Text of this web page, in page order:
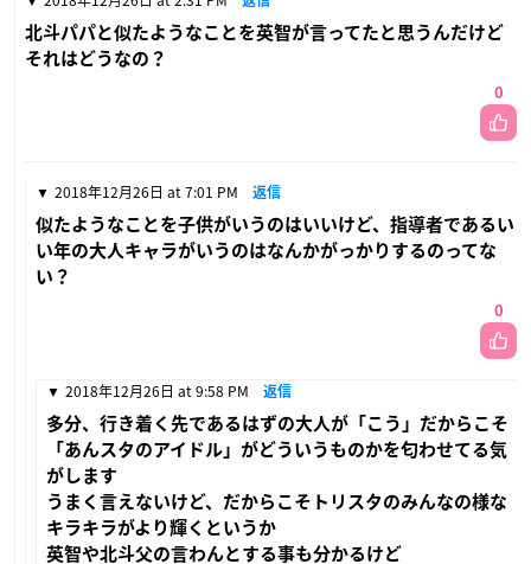
北斗パパと似たようなことを英智が言ってたと思うんだけど
それはどうなの？
0
2018年12月26日 at 7:01 PM 返信
似たようなことを子供がいうのはいいけど、指導者であるい
い年の大人キャラがいうのはなんかがっかりするのってな
い？
0
2018年12月26日 at 9:58 PM 返信
多分、行き着く先であるはずの大人が「こう」だからこそ
「あんスタのアイドル」がどういうものかを匂わせてる気
がします
うまく言えないけど、だからこそトリスタのみんなの様な
キラキラがより輝くというか
英智や北斗父の言わんとする事も分かるけど